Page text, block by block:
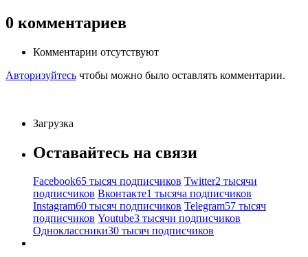
0 комментариев
Комментарии отсутствуют
Авторизуйтесь чтобы можно было оставлять комментарии.
Загрузка
Оставайтесь на связи
Facebook65 тысяч подписчиков Twitter2 тысячи
подписчиков Вконтакте1 тысяча подписчиков
Instagram60 тысяч подписчиков Telegram57 тысяч
подписчиков Youtube3 тысячи подписчиков
Одноклассники30 тысяч подписчиков